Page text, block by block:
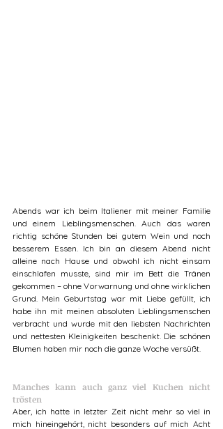
Abends war ich beim Italiener mit meiner Familie
und einem Lieblingsmenschen. Auch das waren
richtig schöne Stunden bei gutem Wein und noch
besserem Essen. Ich bin an diesem Abend nicht
alleine nach Hause und obwohl ich nicht einsam
einschlafen musste, sind mir im Bett die Tränen
gekommen – ohne Vorwarnung und ohne wirklichen
Grund. Mein Geburtstag war mit Liebe gefüllt, ich
habe ihn mit meinen absoluten Lieblingsmenschen
verbracht und wurde mit den liebsten Nachrichten
und nettesten Kleinigkeiten beschenkt. Die schönen
Blumen haben mir noch die ganze Woche versüßt.
Manches kann auch ganz viel Kuchen nicht
trösten
Aber, ich hatte in letzter Zeit nicht mehr so viel in
mich hineingehört, nicht besonders auf mich Acht